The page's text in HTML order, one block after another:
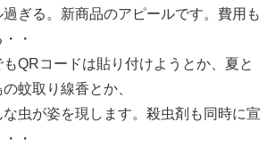
ぎる。新商品のアピールです。費用も
・
QRコードは貼り付けようとか、夏と
蚊取り線香とか、
虫が姿を現します。殺虫剤も同時に宣
・